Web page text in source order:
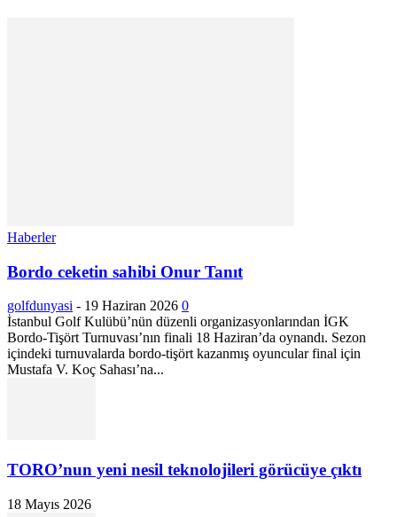
Haberler
Bordo ceketin sahibi Onur Tanıt
golfdunyasi - 19 Haziran 2026 0
İstanbul Golf Kulübü’nün düzenli organizasyonlarından İGK
Bordo-Tişört Turnuvası’nın finali 18 Haziran’da oynandı. Sezon
içindeki turnuvalarda bordo-tişört kazanmış oyuncular final için
Mustafa V. Koç Sahası’na...
TORO’nun yeni nesil teknolojileri görücüye çıktı
18 Mayıs 2026